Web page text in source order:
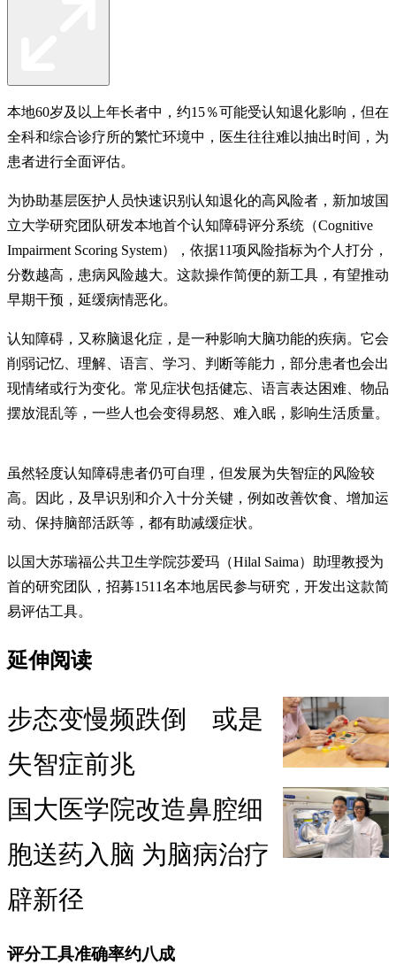
本地60岁及以上年长者中，约15％可能受认知退化影响，但在
全科和综合诊疗所的繁忙环境中，医生往往难以抽出时间，为
患者进行全面评估。
为协助基层医护人员快速识别认知退化的高风险者，新加坡国
立大学研究团队研发本地首个认知障碍评分系统（Cognitive
Impairment Scoring System），依据11项风险指标为个人打分，
分数越高，患病风险越大。这款操作简便的新工具，有望推动
早期干预，延缓病情恶化。
认知障碍，又称脑退化症，是一种影响大脑功能的疾病。它会
削弱记忆、理解、语言、学习、判断等能力，部分患者也会出
现情绪或行为变化。常见症状包括健忘、语言表达困难、物品
摆放混乱等，一些人也会变得易怒、难入眠，影响生活质量。
虽然轻度认知障碍患者仍可自理，但发展为失智症的风险较
高。因此，及早识别和介入十分关键，例如改善饮食、增加运
动、保持脑部活跃等，都有助减缓症状。
以国大苏瑞福公共卫生学院莎爱玛（Hilal Saima）助理教授为
首的研究团队，招募1511名本地居民参与研究，开发出这款简
易评估工具。
延伸阅读
步态变慢频跌倒 或是
失智症前兆
国大医学院改造鼻腔细
胞送药入脑 为脑病治疗
辟新径
评分工具准确率约八成